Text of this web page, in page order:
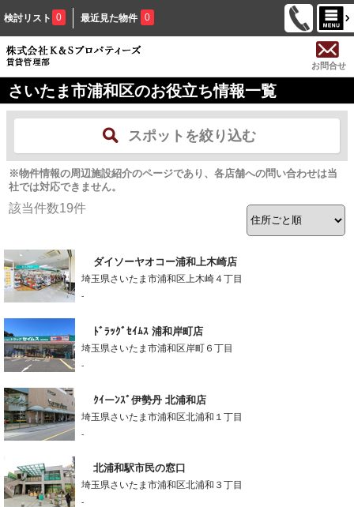
検討リスト 0 最近見た物件 0
お問合せ
さいたま市浦和区のお役立ち情報一覧
スポットを絞り込む
※物件情報の周辺施設紹介のページであり、各店舗への問い合わせは当
社では対応できません。
該当件数19件
ダイソーヤオコー浦和上木崎店
埼玉県さいたま市浦和区上木崎４丁目
-
ﾄﾞﾗｯｸﾞｾｲﾑｽ 浦和岸町店
埼玉県さいたま市浦和区岸町６丁目
-
ｸｲーﾝｽﾞ伊勢丹 北浦和店
埼玉県さいたま市浦和区北浦和１丁目
-
北浦和駅市民の窓口
埼玉県さいたま市浦和区北浦和３丁目
-